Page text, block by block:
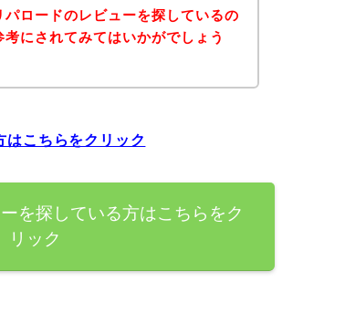
ロードのレビューを探しているの
にされてみてはいかがでしょう
はこちらをクリック
を探している方はこちらをク
リック